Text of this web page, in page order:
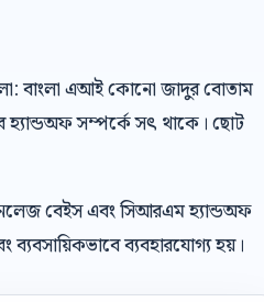
বাংলা এআই কোনো জাদুর বোতাম
হ্যান্ডঅফ সম্পর্কে সৎ থাকে। ছোট
বেইস এবং সিআরএম হ্যান্ডঅফ
ব্যবহারযোগ্য হয়।